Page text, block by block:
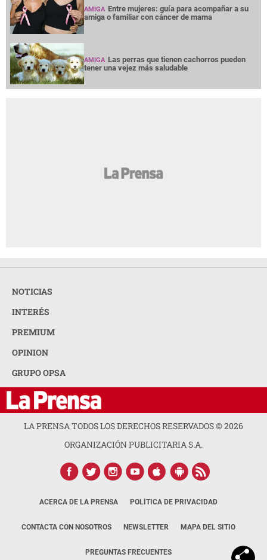
AMIGA Entre mujeres: guía para acompañar a su
amiga o familiar con cáncer de mama
AMIGA Las perras que tienen cachorros pueden
tener una vejez más saludable
NOTICIAS
INTERÉS
PREMIUM
OPINION
GRUPO OPSA
LA PRENSA TODOS LOS DERECHOS RESERVADOS ©2026
ORGANIZACIÓN PUBLICITARIA S.A.
ACERCA DE LA PRENSA POLÍTICA DE PRIVACIDAD
CONTACTA CON NOSOTROS NEWSLETTER MAPA DEL SITIO
PREGUNTAS FRECUENTES